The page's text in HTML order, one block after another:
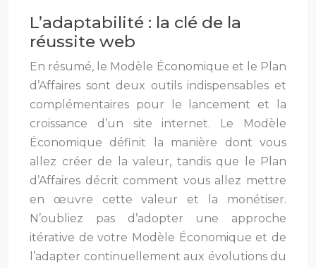
L’adaptabilité : la clé de la
réussite web
En résumé, le Modèle Économique et le Plan
d’Affaires sont deux outils indispensables et
complémentaires pour le lancement et la
croissance d’un site internet. Le Modèle
Économique définit la manière dont vous
allez créer de la valeur, tandis que le Plan
d’Affaires décrit comment vous allez mettre
en œuvre cette valeur et la monétiser.
N’oubliez pas d’adopter une approche
itérative de votre Modèle Économique et de
l’adapter continuellement aux évolutions du